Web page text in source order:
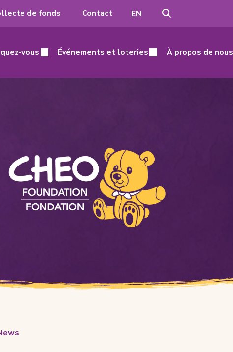
de fonds Contact ENPasser
l'anglais
vous Événements et loteries À propos de nous